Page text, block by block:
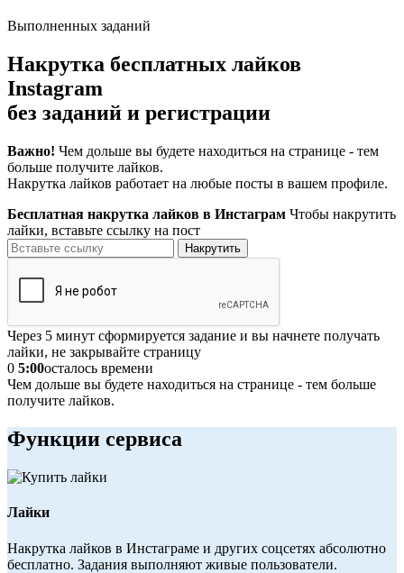
Выполненных заданий
Накрутка бесплатных лайков
Instagram
без заданий и регистрации
Важно! Чем дольше вы будете находиться на странице - тем
больше получите лайков.
Накрутка лайков работает на любые посты в вашем профиле.
Бесплатная накрутка лайков в Инстаграм Чтобы накрутить
лайки, вставьте ссылку на пост
Накрутить
Через 5 минут сформируется задание и вы начнете получать
лайки, не закрывайте страницу
0 5:00осталось времени
Чем дольше вы будете находиться на странице - тем больше
получите лайков.
Функции сервиса
Лайки
Накрутка лайков в Инстаграме и других соцсетях абсолютно
бесплатно. Задания выполняют живые пользователи.